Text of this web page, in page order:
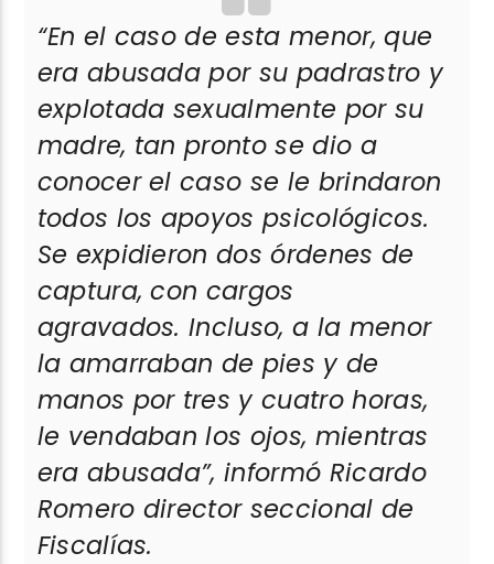
“En el caso de esta menor, que
era abusada por su padrastro y
explotada sexualmente por su
madre, tan pronto se dio a
conocer el caso se le brindaron
todos los apoyos psicológicos.
Se expidieron dos órdenes de
captura, con cargos
agravados. Incluso, a la menor
la amarraban de pies y de
manos por tres y cuatro horas,
le vendaban los ojos, mientras
era abusada”, informó Ricardo
Romero director seccional de
Fiscalías.